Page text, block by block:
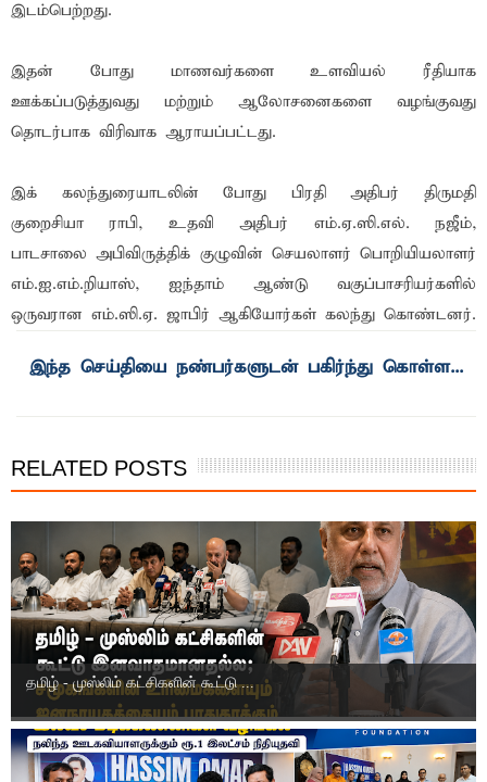
இடம்பெற்றது.
இதன் போது மாணவர்களை உளவியல் ரீதியாக
ஊக்கப்படுத்துவது மற்றும் ஆலோசனைகளை வழங்குவது
தொடர்பாக விரிவாக ஆராயப்பட்டது.
இக் கலந்துரையாடலின் போது பிரதி அதிபர் திருமதி
குறைசியா ராபி, உதவி அதிபர் எம்.ஏ.ஸி.எல். நஜீம்,
பாடசாலை அபிவிருத்திக் குழுவின் செயலாளர் பொறியியலாளர்
எம்.ஐ.எம்.றியாஸ், ஐந்தாம் ஆண்டு வகுப்பாசரியர்களில்
ஒருவரான எம்.ஸி.ஏ. ஜாபிர் ஆகியோர்கள் கலந்து கொண்டனர்.
RELATED POSTS
தமிழ் - முஸ்லிம் கட்சிகளின் கூட்டு ...